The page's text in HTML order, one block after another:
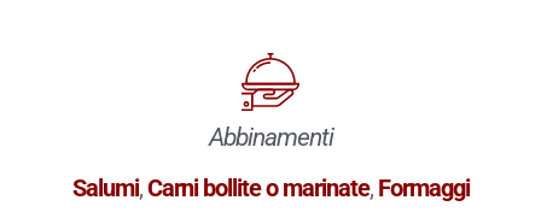
Abbinamenti
Salumi,Carni bollite o marinate, Formaggi